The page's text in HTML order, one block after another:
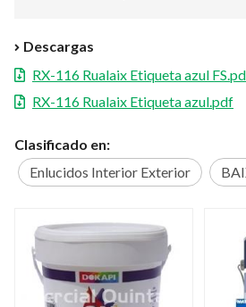
Descargas
RX-116 Rualaix Etiqueta azul
RX-116 Rualaix Etiqueta azul.pdf
Clasificado en:
Enlucidos Interior Exterior